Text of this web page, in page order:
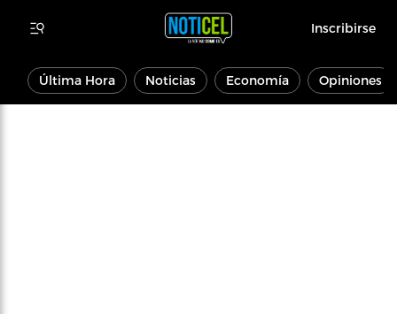
Inscribirse
Última Hora Noticias Economía Opiniones